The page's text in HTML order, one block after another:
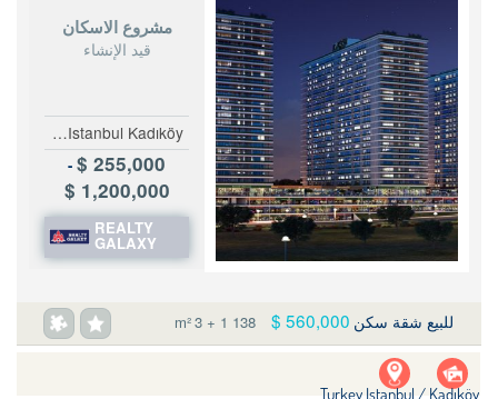
مشروع الاسكان
قيد الإنشاء
Turkey Istanbul Kadıköy
255,000 $
-
1,200,000 $
REALTY
GALAXY
للبيع شقة سكن 560,000 $
138 m²
3 + 1
Turkey Istanbul / Kadıköy